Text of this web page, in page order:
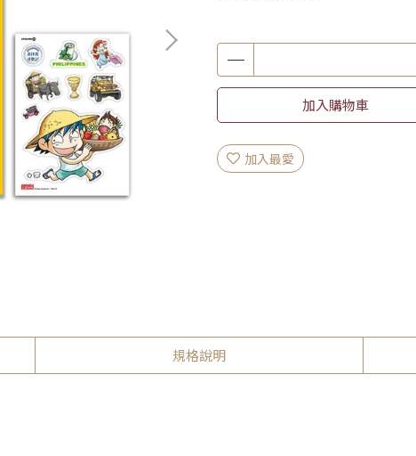
加入購物車
加入最愛
規格說明